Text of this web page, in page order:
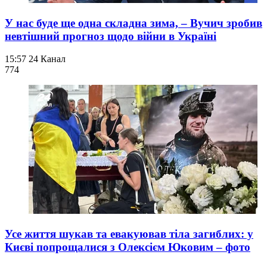
У нас буде ще одна складна зима, – Вучич зробив
невтішний прогноз щодо війни в Україні
15:57 24 Канал
774
Усе життя шукав та евакуював тіла загиблих: у
Києві попрощалися з Олексієм Юковим – фото